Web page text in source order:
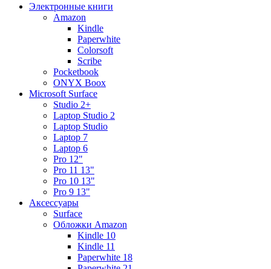
Электронные книги
Amazon
Kindle
Paperwhite
Colorsoft
Scribe
Pocketbook
ONYX Boox
Microsoft Surface
Studio 2+
Laptop Studio 2
Laptop Studio
Laptop 7
Laptop 6
Pro 12"
Pro 11 13"
Pro 10 13"
Pro 9 13"
Аксессуары
Surface
Обложки Amazon
Kindle 10
Kindle 11
Paperwhite 18